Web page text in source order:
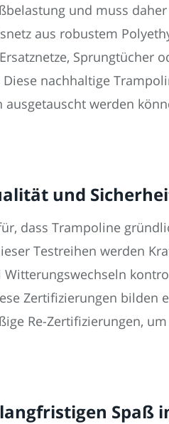
und muss
aus robustem
Sprungtücher
nachhaltige
werden
und
dass Trampoline
Testreihen werden
Zertifizierungen bilden
Re-Zertifizierungen,
Spaß